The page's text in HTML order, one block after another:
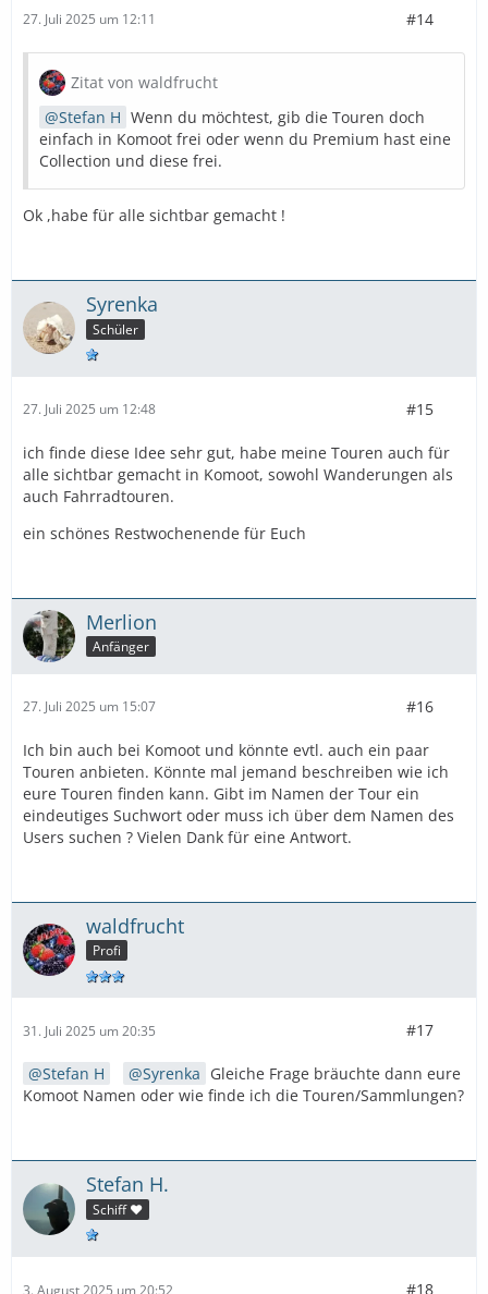
27. Juli 2025 um 12:11 #14
Zitat von waldfrucht
Stefan H Wenn du möchtest, gib die Touren doch
einfach in Komoot frei oder wenn du Premium hast eine
Collection und diese frei.
Ok ,habe für alle sichtbar gemacht !
Syrenka
Schüler
27. Juli 2025 um 12:48 #15
ich finde diese Idee sehr gut, habe meine Touren auch für
alle sichtbar gemacht in Komoot, sowohl Wanderungen als
auch Fahrradtouren.
ein schönes Restwochenende für Euch
Merlion
Anfänger
27. Juli 2025 um 15:07 #16
Ich bin auch bei Komoot und könnte evtl. auch ein paar
Touren anbieten. Könnte mal jemand beschreiben wie ich
eure Touren finden kann. Gibt im Namen der Tour ein
eindeutiges Suchwort oder muss ich über dem Namen des
Users suchen ? Vielen Dank für eine Antwort.
waldfrucht
Profi
31. Juli 2025 um 20:35 #17
Stefan H Syrenka Gleiche Frage bräuchte dann eure
Komoot Namen oder wie finde ich die Touren/Sammlungen?
Stefan H.
Schiff ❤️
3. August 2025 um 20:52 #18